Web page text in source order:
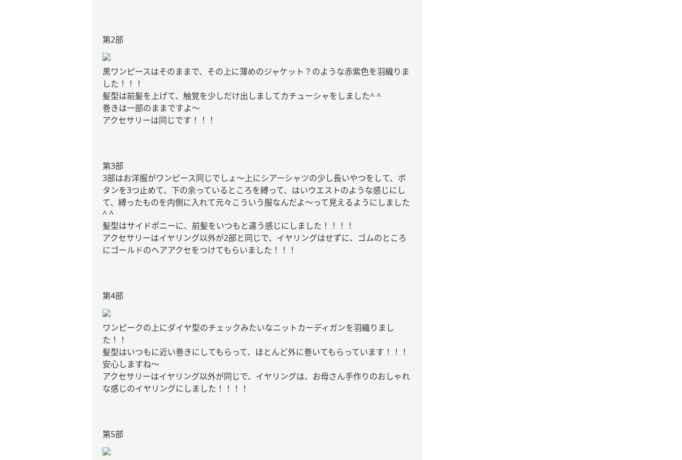
第2部
黒ワンピースはそのままで、その上に薄めのジャケット？のような赤紫色を羽織りま
した！！！
髪型は前髪を上げて、触覚を少しだけ出しましてカチューシャをしました^ ^
巻きは一部のままですよ〜
アクセサリーは同じです！！！
第3部
3部はお洋服がワンピース同じでしょ〜上にシアーシャツの少し長いやつをして、ボ
タンを3つ止めて、下の余っているところを縛って、はいウエストのような感じにし
て、縛ったものを内側に入れて元々こういう服なんだよ〜って見えるようにしました
^ ^
髪型はサイドポニーに、前髪をいつもと違う感じにしました！！！！
アクセサリーはイヤリング以外が2部と同じで、イヤリングはせずに、ゴムのところ
にゴールドのヘアアクセをつけてもらいました！！！
第4部
ワンピークの上にダイヤ型のチェックみたいなニットカーディガンを羽織りまし
た！！
髪型はいつもに近い巻きにしてもらって、ほとんど外に巻いてもらっています！！！
安心しますね〜
アクセサリーはイヤリング以外が同じで、イヤリングは、お母さん手作りのおしゃれ
な感じのイヤリングにしました！！！！
第5部